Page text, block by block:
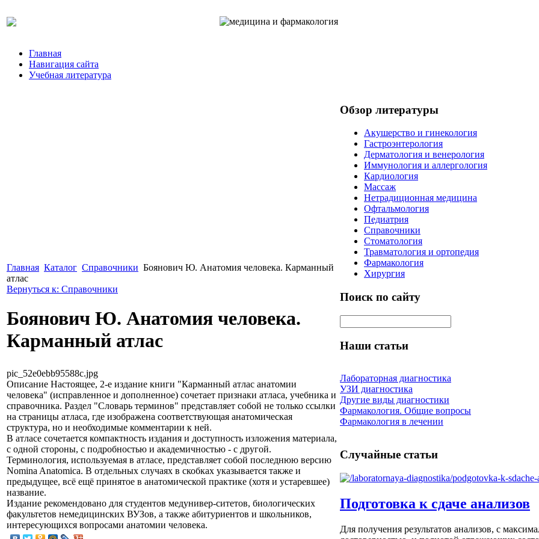
Главная
Навигация сайта
Учебная литература
Главная Каталог Справочники Боянович Ю. Анатомия человека. Карманный
атлас
Вернуться к: Справочники
Боянович Ю. Анатомия человека.
Карманный атлас
pic_52e0ebb95588c.jpg
Описание Настоящее, 2-е издание книги "Карманный атлас анатомии
человека" (исправленное и дополненное) сочетает признаки атласа, учебника и
справочника. Раздел "Словарь терминов" представляет собой не только ссылки
на страницы атласа, где изображена соответствующая анатомическая
структура, но и необходимые комментарии к ней.
В атласе сочетается компактность издания и доступность изложения материала,
с одной стороны, с подробностью и академичностью - с другой.
Терминология, используемая в атласе, представляет собой последнюю версию
Nomina Anatomica. В отдельных случаях в скобках указывается также и
предыдущее, всё ещё принятое в анатомической практике (хотя и устаревшее)
название.
Издание рекомендовано для студентов медунивер-ситетов, биологических
факультетов немедицинских ВУЗов, а также абитуриентов и школьников,
интересующихся вопросами анатомии человека.
Обзор литературы
Акушерство и гинекология
Гастроэнтерология
Дерматология и венерология
Иммунология и аллергология
Кардиология
Массаж
Нетрадиционная медицина
Офтальмология
Педиатрия
Справочники
Стоматология
Травматология и ортопедия
Фармакология
Хирургия
Поиск по сайту
Наши статьи
Лабораторная диагностика
УЗИ диагностика
Другие виды диагностики
Фармакология. Общие вопросы
Фармакология в лечении
Случайные статьи
Подготовка к сдаче анализов
Для получения результатов анализов, с